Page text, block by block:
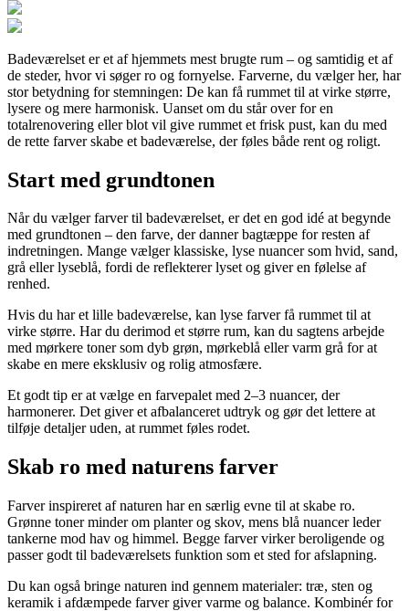
Badeværelset er et af hjemmets mest brugte rum – og samtidig et af
de steder, hvor vi søger ro og fornyelse. Farverne, du vælger her, har
stor betydning for stemningen: De kan få rummet til at virke større,
lysere og mere harmonisk. Uanset om du står over for en
totalrenovering eller blot vil give rummet et frisk pust, kan du med
de rette farver skabe et badeværelse, der føles både rent og roligt.
Start med grundtonen
Når du vælger farver til badeværelset, er det en god idé at begynde
med grundtonen – den farve, der danner bagtæppe for resten af
indretningen. Mange vælger klassiske, lyse nuancer som hvid, sand,
grå eller lyseblå, fordi de reflekterer lyset og giver en følelse af
renhed.
Hvis du har et lille badeværelse, kan lyse farver få rummet til at
virke større. Har du derimod et større rum, kan du sagtens arbejde
med mørkere toner som dyb grøn, mørkeblå eller varm grå for at
skabe en mere eksklusiv og rolig atmosfære.
Et godt tip er at vælge en farvepalet med 2–3 nuancer, der
harmonerer. Det giver et afbalanceret udtryk og gør det lettere at
tilføje detaljer uden, at rummet føles rodet.
Skab ro med naturens farver
Farver inspireret af naturen har en særlig evne til at skabe ro.
Grønne toner minder om planter og skov, mens blå nuancer leder
tankerne mod hav og himmel. Begge farver virker beroligende og
passer godt til badeværelsets funktion som et sted for afslapning.
Du kan også bringe naturen ind gennem materialer: træ, sten og
keramik i afdæmpede farver giver varme og balance. Kombinér for